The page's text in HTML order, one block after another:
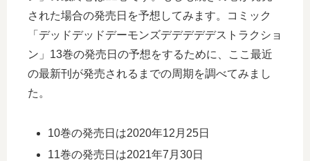
された場合の発売日を予想してみます。コミック
「デッドデッドデーモンズデデデデデストラクショ
ン」13巻の発売日の予想をするために、ここ最近
の最新刊が発売されるまでの周期を調べてみまし
た。
10巻の発売日は2020年12月25日
11巻の発売日は2021年7月30日